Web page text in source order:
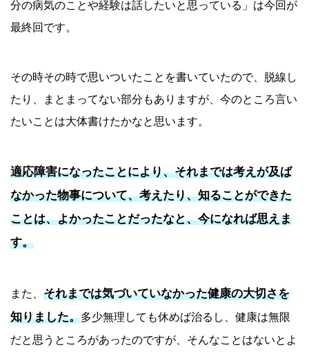
分の病気のことや経験は話したいと思っている」は今回が
最終回です。
その時その時で思いついたことを書いていたので、脱線し
たり、まとまってない部分もありますが、今のところ言い
たいことは大体書けたかなと思います。
適応障害になったことにより、それまでは考えが及ば
なかった物事について、考えたり、知ることができた
ことは、よかったことだったなと、今になれば思えま
す。
また、 それまでは気づいていなかった健康の大切さを
知りました。多少無理しても休めば治るし、健康は無限
だと思うところがあったのですが、そんなことはないとよ